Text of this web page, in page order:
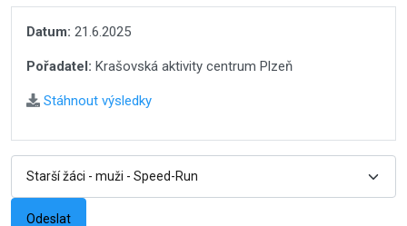
Datum: 21.6.2025
Pořadatel: Krašovská aktivity centrum Plzeň
Stáhnout výsledky